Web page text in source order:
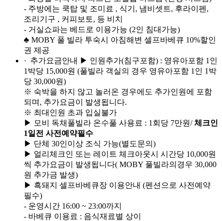
- 주방에는 쿡탑 및 조미료 , 식기, 냄비셋트, 후라이펜,
조리기구 , 커피보토, 등 비치
- 거실쇼파는 베드로 이용가능 (2인 침대가능)
♣ MOBY 풀 빌라 투숙시 아침해변 셀프바베큐 10%할인
권 제공
· 추가요금안내 ▶ 인원추가(침구포함) : 영유아포함 1인
1박당 15,000원 (풀빌라 객실의 경우 영유아포함 1인 1박
당 30,000원)
※ 숙박을 하지 않고 놀러온 경우에도 추가인원에 포함
되며, 추가요금이 발생됩니다.
※ 최대인원 초과 입실불가
▶ 모비 독채풀빌라 온수풀 사용료 : 1회당 7만원/체크인
1일전 사전예약필수
▶ 단체 30인이상 조식 가능(별도문의)
▶ 얼리체크인 또는 레이트 체크아웃시 시간당 10,000원
씩 추가요금이 발생됩니다( MOBY 풀빌라의경우 30,000
원 추가금 발생)
▶ 흑돼지 셀프바베큐장 이용안내 (펜션으로 사전예약
필수)
- 운영시간 16:00 ~ 23:00까지
- 바베큐 이용료 : 음식재료별 상이